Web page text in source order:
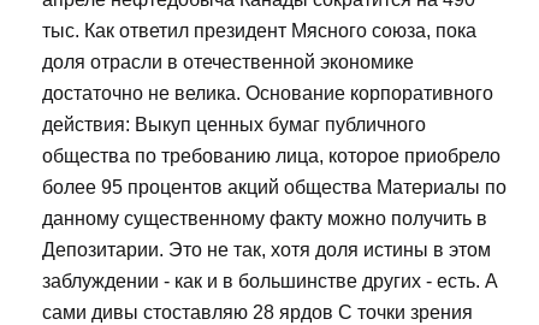
тыс. Как ответил президент Мясного союза, пока
доля отрасли в отечественной экономике
достаточно не велика. Основание корпоративного
действия: Выкуп ценных бумаг публичного
общества по требованию лица, которое приобрело
более 95 процентов акций общества Материалы по
данному существенному факту можно получить в
Депозитарии. Это не так, хотя доля истины в этом
заблуждении - как и в большинстве других - есть. А
сами дивы стоставляю 28 ярдов С точки зрения